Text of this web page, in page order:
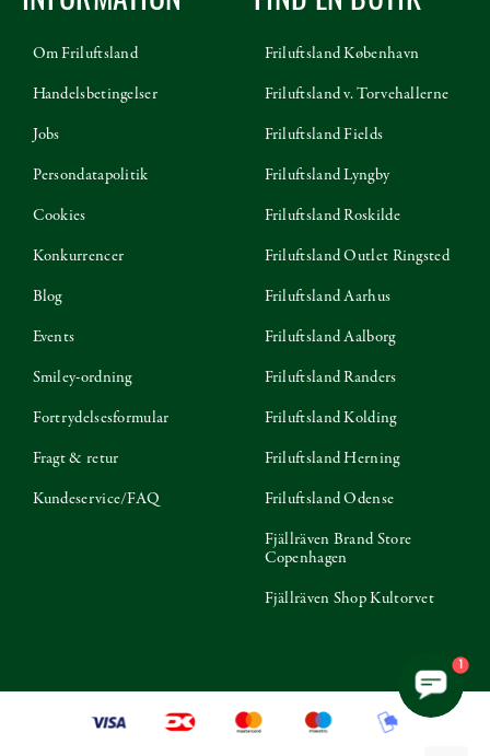
Om Friluftsland
Handelsbetingelser
Jobs
Persondatapolitik
Cookies
Konkurrencer
Blog
Events
Smiley-ordning
Fortrydelsesformular
Fragt & retur
Kundeservice/FAQ
Friluftsland København
Friluftsland v. Torvehallerne
Friluftsland Fields
Friluftsland Lyngby
Friluftsland Roskilde
Friluftsland Outlet Ringsted
Friluftsland Aarhus
Friluftsland Aalborg
Friluftsland Randers
Friluftsland Kolding
Friluftsland Herning
Friluftsland Odense
Fjällräven Brand Store
Copenhagen
Fjällräven Shop Kultorvet
1